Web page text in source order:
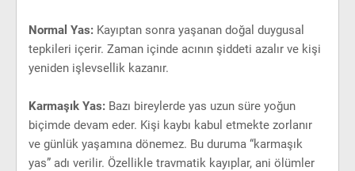
Normal Yas: Kayıptan sonra yaşanan doğal duygusal
tepkileri içerir. Zaman içinde acının şiddeti azalır ve kişi
yeniden işlevsellik kazanır.
Karmaşık Yas: Bazı bireylerde yas uzun süre yoğun
biçimde devam eder. Kişi kaybı kabul etmekte zorlanır
ve günlük yaşamına dönemez. Bu duruma “karmaşık
yas” adı verilir. Özellikle travmatik kayıplar, ani ölümler